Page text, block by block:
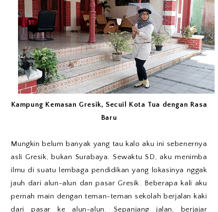
Kampung Kemasan Gresik, Secuil Kota Tua dengan Rasa
Baru
Mungkin belum banyak yang tau kalo aku ini sebenernya
asli Gresik, bukan Surabaya. Sewaktu SD, aku menimba
ilmu di suatu lembaga pendidikan yang lokasinya nggak
jauh dari alun-alun dan pasar Gresik. Beberapa kali aku
pernah main dengan teman-teman sekolah berjalan kaki
dari pasar ke alun-alun. Sepanjang jalan, berjajar